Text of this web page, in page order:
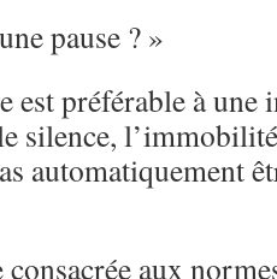
pause ? »
est préférable à
silence,
automatiquement
consacrée aux